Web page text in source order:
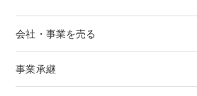
会社・事業を売る
事業承継